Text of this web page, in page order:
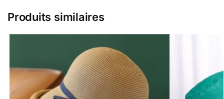
Produits similaires